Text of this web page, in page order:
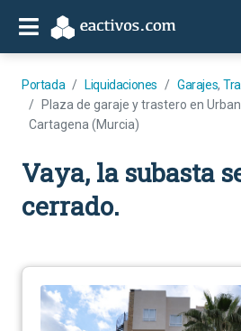
Portada Liquidaciones Garajes,
Plaza de garaje y trastero en
Cartagena (Murcia)
Vaya, la subasta
cerrado.